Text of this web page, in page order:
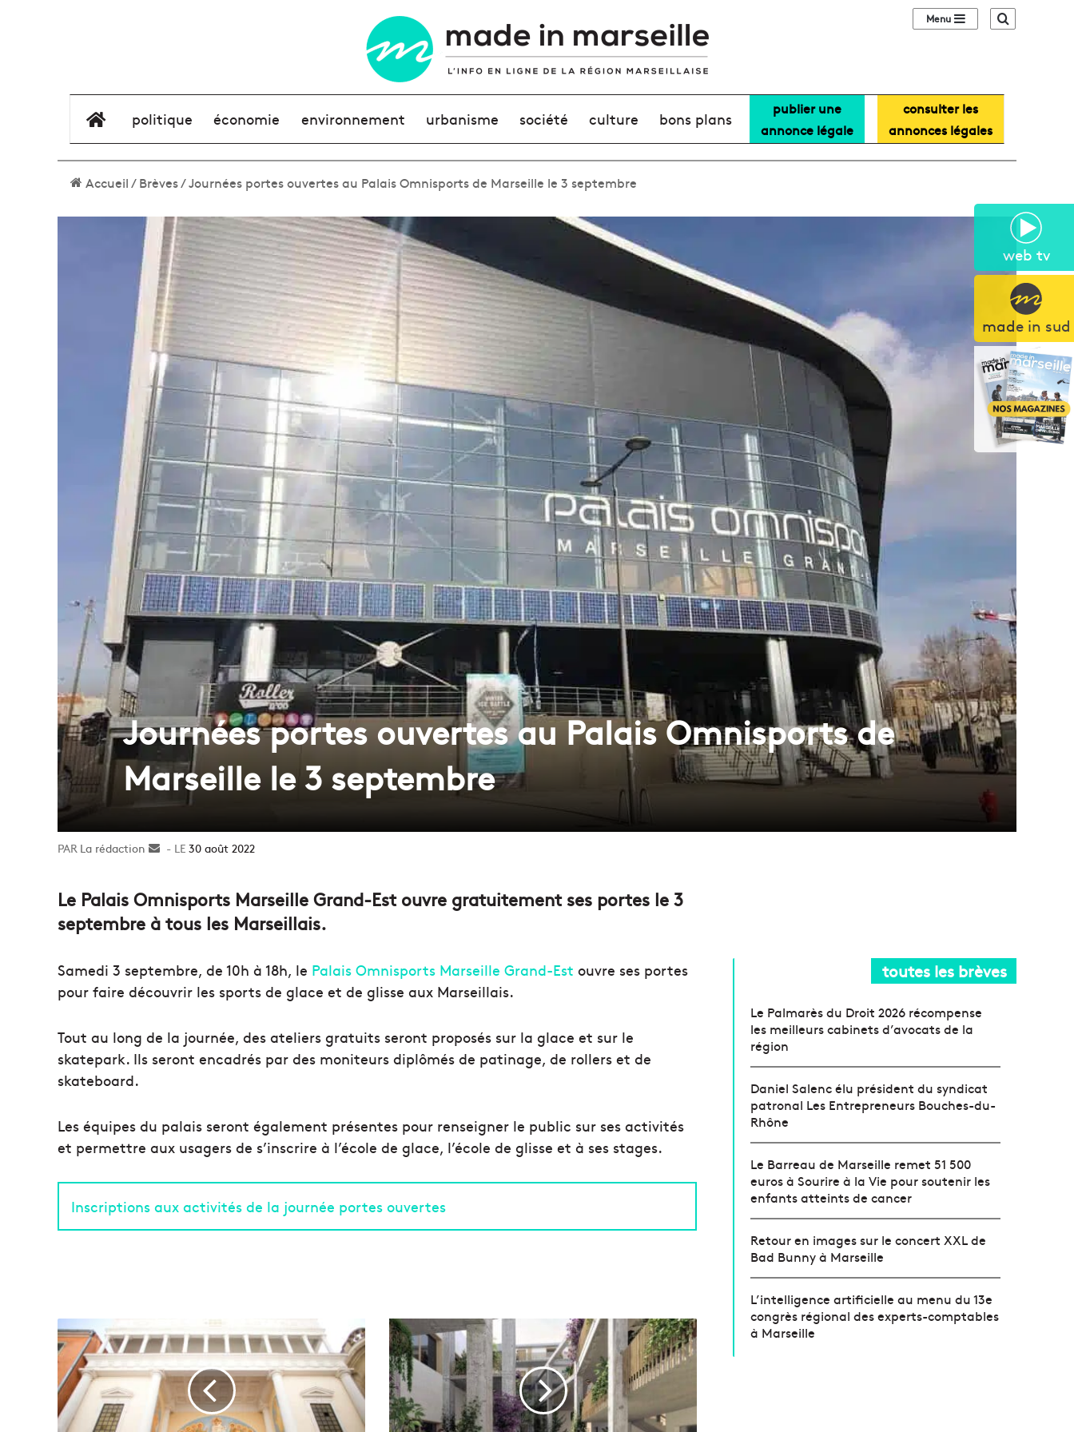
web tv
made in sud
Sidebar (barre
élément de menu
politique économie environnement urbanisme société culture bons plans
publier une
annonce légale
consulter les
annonces légales
Accueil/Brèves/Journées portes ouvertes au Palais Omnisports de Marseille le 3 septembre
Journées portes ouvertes au Palais Omnisports de
Marseille le 3 septembre
La rédaction
Envoyer30 août 2022
Le Palais Omnisports Marseille Grand-Est ouvre gratuitement ses portes le 3
septembre à tous les Marseillais.
Samedi 3 septembre, de 10h à 18h, le Palais Omnisports Marseille Grand-Est ouvre ses portes
pour faire découvrir les sports de glace et de glisse aux Marseillais.
Tout au long de la journée, des ateliers gratuits seront proposés sur la glace et sur le
skatepark. Ils seront encadrés par des moniteurs diplômés de patinage, de rollers et de
skateboard.
Les équipes du palais seront également présentes pour renseigner le public sur ses activités
et permettre aux usagers de s’inscrire à l’école de glace, l’école de glisse et à ses stages.
Inscriptions aux activités de la journée portes ouvertes
D
é
c
o
u
v
r
U
n
e
a
n
c
i
toutes les brèves
Le Palmarès du Droit 2026 récompense
les meilleurs cabinets d’avocats de la
région
Daniel Salenc élu président du syndicat
patronal Les Entrepreneurs Bouches-du-
Rhône
Le Barreau de Marseille remet 51 500
euros à Sourire à la Vie pour soutenir les
enfants atteints de cancer
Retour en images sur le concert XXL de
Bad Bunny à Marseille
L’intelligence artificielle au menu du 13e
congrès régional des experts-comptables
à Marseille